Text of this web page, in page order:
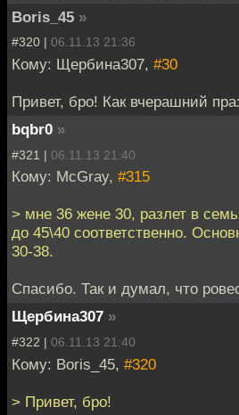
Boris_45 »
#320 | 06.11.13 21:36
Кому: Щербина307, #30
Привет, бро! Как вчерашний
bqbr0 »
#321 | 06.11.13 21:40
Кому: McGray, #315
> мне 36 жене 30, разлет в
до 45\40 соответственно.
30-38.
Спасибо. Так и думал, что
Щербина307 »
#322 | 06.11.13 21:40
Кому: Boris_45, #320
> Привет, бро!